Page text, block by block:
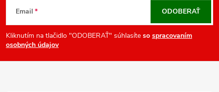
y
v
ý
i
Email
Kliknutím na tlačidlo "ODOBERAŤ" súhlasíte so spracovaním
osobných údajov
ODOBERAŤ